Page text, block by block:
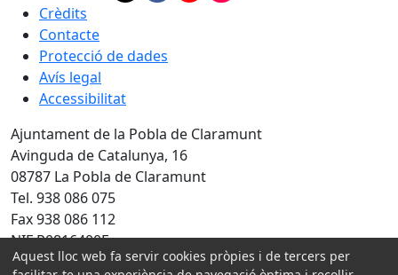
Crèdits
Contacte
Protecció de dades
Avís legal
Accessibilitat
Ajuntament de la Pobla de Claramunt
Avinguda de Catalunya, 16
08787 La Pobla de Claramunt
Tel. 938 086 075
Fax 938 086 112
NIF P0816400F
Aquest lloc web fa servir cookies pròpies i de tercers per